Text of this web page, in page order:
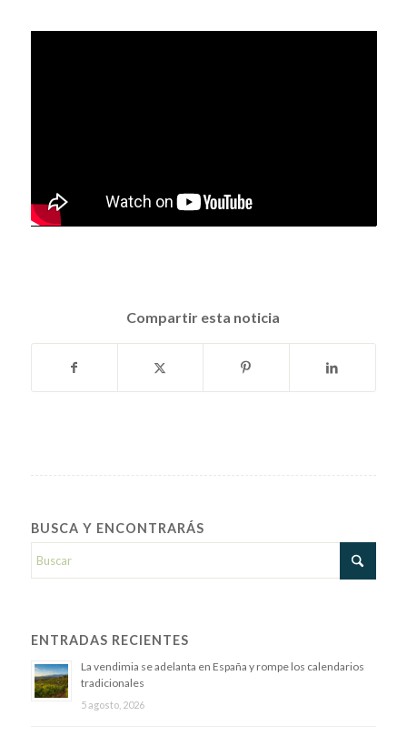
Compartir esta noticia
BUSCA Y ENCONTRARÁS
ENTRADAS RECIENTES
La vendimia se adelanta en España y rompe los calendarios
tradicionales
5 agosto, 2026